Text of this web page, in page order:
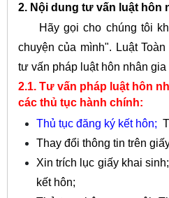
2. Nội dung tư vấn luật hôn
Hãy gọi cho chúng tôi khi
chuyện của mình". Luật
tư vấn pháp luật hôn nhân
2.1. Tư vấn pháp luật hôn
các thủ tục hành chính:
Thủ tục đăng ký kết hôn;
Thay đổi thông tin trên
Xin trích lục giấy khai
kết hôn;